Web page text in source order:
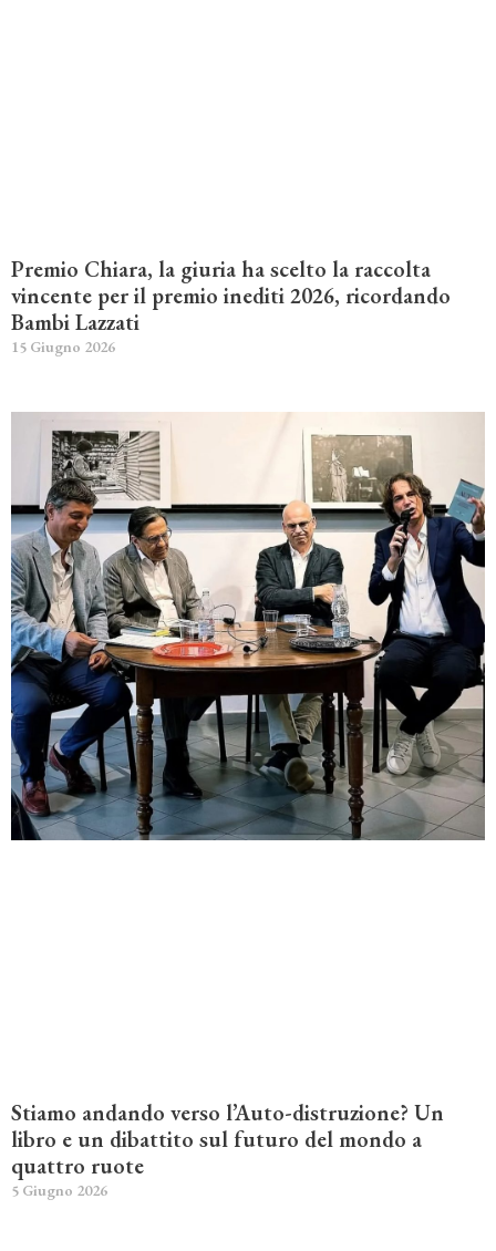
Premio Chiara, la giuria ha scelto la raccolta
vincente per il premio inediti 2026, ricordando
Bambi Lazzati
15 Giugno 2026
Stiamo andando verso l’Auto-distruzione? Un
libro e un dibattito sul futuro del mondo a
quattro ruote
5 Giugno 2026